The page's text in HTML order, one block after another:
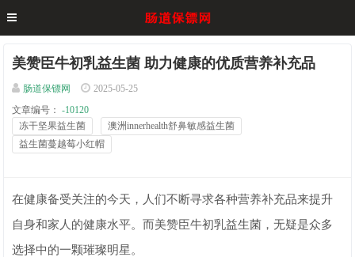
美赞臣牛初乳益生菌 助力健康的优质营养补充品
肠道保镖网
2025-05-25
文章编号：
-10120
冻干坚果益生菌
澳洲innerhealth舒鼻敏感益生菌
益生菌蔓越莓小红帽
在健康备受关注的今天，人们不断寻求各种营养补充品来提升
自身和家人的健康水平。而美赞臣牛初乳益生菌，无疑是众多
选择中的一颗璀璨明星。